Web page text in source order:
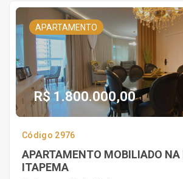
APARTAMENTO
R$ 1.800.000,00
Código 2976
APARTAMENTO MOBILIADO NA
ITAPEMA